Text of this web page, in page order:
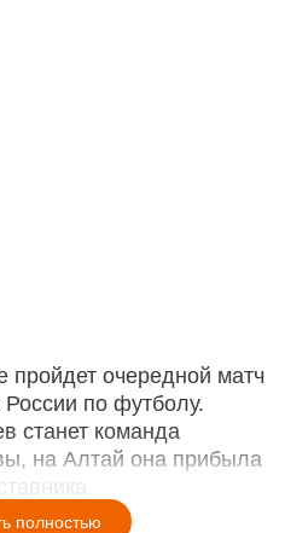
пройдет очередной матч
России по футболу.
станет команда
на Алтай она прибыла
полностью